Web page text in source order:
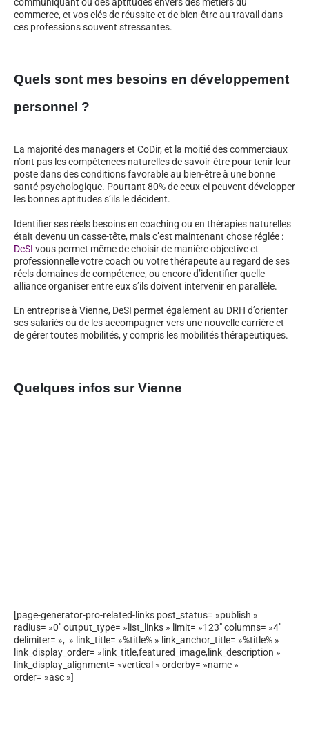
commerce, et vos clés de réussite et de bien-être au travail dans
ces professions souvent stressantes.
Quels sont mes besoins en développement
personnel ?
La majorité des managers et CoDir, et la moitié des commerciaux
n’ont pas les compétences naturelles de savoir-être pour tenir leur
poste dans des conditions favorable au bien-être à une bonne
santé psychologique. Pourtant 80% de ceux-ci peuvent développer
les bonnes aptitudes s’ils le décident.
Identifier ses réels besoins en coaching ou en thérapies naturelles
était devenu un casse-tête, mais c’est maintenant chose réglée :
DeSI vous permet même de choisir de manière objective et
professionnelle votre coach ou votre thérapeute au regard de ses
réels domaines de compétence, ou encore d’identifier quelle
alliance organiser entre eux s’ils doivent intervenir en parallèle.
En entreprise à Vienne, DeSI permet également au DRH d’orienter
ses salariés ou de les accompagner vers une nouvelle carrière et
de gérer toutes mobilités, y compris les mobilités thérapeutiques.
Quelques infos sur Vienne
[page-generator-pro-related-links post_status= »publish »
radius= »0″ output_type= »list_links » limit= »123″ columns= »4″
delimiter= », » link_title= »%title% » link_anchor_title= »%title% »
link_display_order= »link_title,featured_image,link_description »
link_display_alignment= »vertical » orderby= »name »
order= »asc »]